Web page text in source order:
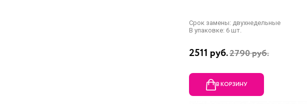
Срок замены: двухнедельные
В упаковке: 6 шт.
2511 руб.2790 руб.
В КОРЗИНУ